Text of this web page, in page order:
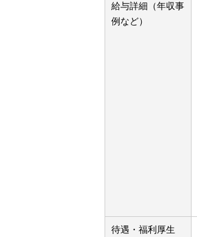
給与詳細（年収事
例など）
待遇・福利厚生